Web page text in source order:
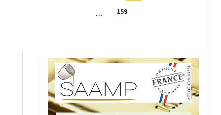
publications
… 159